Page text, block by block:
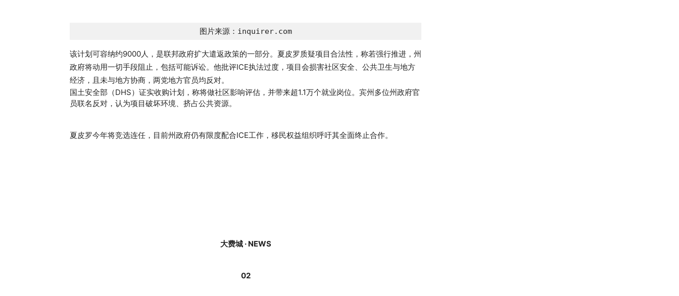
图片来源：inquirer.com
该计划可容纳约9000人，是联邦政府扩大遣返政策的一部分。夏皮罗质疑项目合法性，称若强行推进，州
政府将动用一切手段阻止，包括可能诉讼。他批评ICE执法过度，项目会损害社区安全、公共卫生与地方
经济，且未与地方协商，两党地方官员均反对。
国土安全部（DHS）证实收购计划，称将做社区影响评估，并带来超1.1万个就业岗位。宾州多位州政府官
员联名反对，认为项目破坏环境、挤占公共资源。
夏皮罗今年将竞选连任，目前州政府仍有限度配合ICE工作，移民权益组织呼吁其全面终止合作。
大费城 · NEWS
02